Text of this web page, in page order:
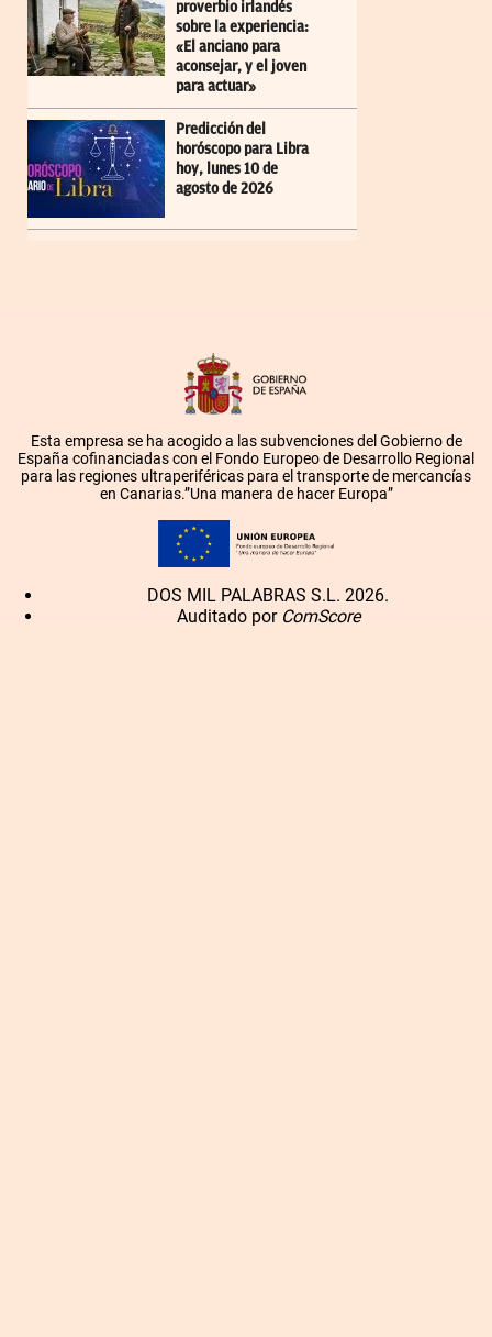
proverbio irlandés
sobre la experiencia:
«El anciano para
aconsejar, y el joven
para actuar»
Predicción del
horóscopo para Libra
hoy, lunes 10 de
agosto de 2026
Esta empresa se ha acogido a las subvenciones del Gobierno de
España cofinanciadas con el Fondo Europeo de Desarrollo Regional
para las regiones ultraperiféricas para el transporte de mercancías
en Canarias.”Una manera de hacer Europa”
DOS MIL PALABRAS S.L. 2026.
Auditado por ComScore